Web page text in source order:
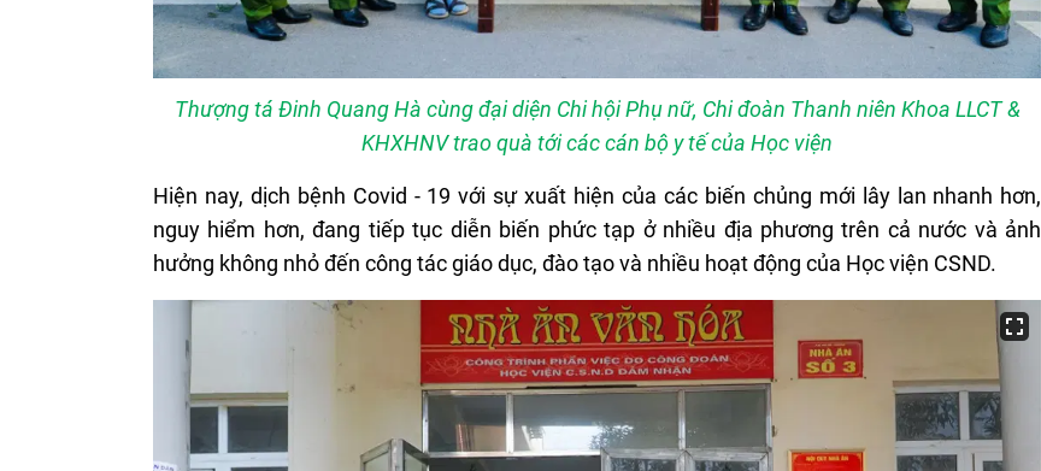
Thượng tá Đinh Quang Hà cùng đại diện Chi hội Phụ nữ, Chi đoàn Thanh niên Khoa LLCT &
KHXHNV trao quà tới các cán bộ y tế của Học viện
Hiện nay, dịch bệnh Covid - 19 với sự xuất hiện của các biến chủng mới lây lan nhanh hơn,
nguy hiểm hơn, đang tiếp tục diễn biến phức tạp ở nhiều địa phương trên cả nước và ảnh
hưởng không nhỏ đến công tác giáo dục, đào tạo và nhiều hoạt động của Học viện CSND.